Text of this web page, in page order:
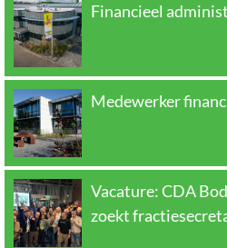
Financieel
Medewerker
Vacature: CDA
zoekt